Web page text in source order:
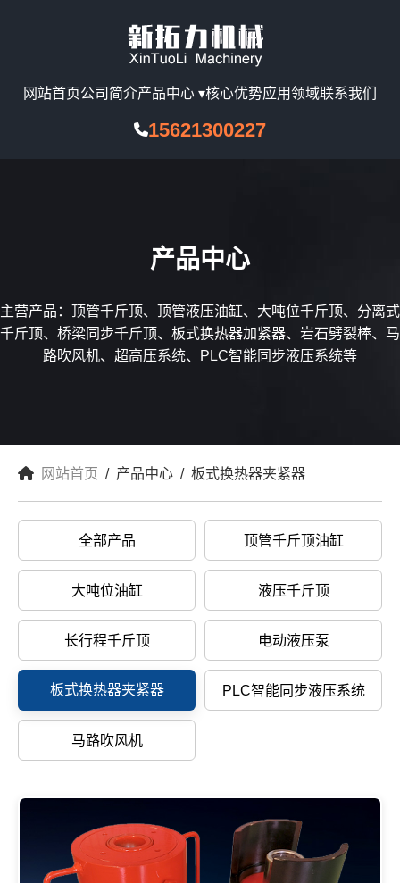
网站首页公司简介产品中心 ▾核心优势应用领域联系我们
15621300227
产品中心
主营产品：顶管千斤顶、顶管液压油缸、大吨位千斤顶、分离式
千斤顶、桥梁同步千斤顶、板式换热器加紧器、岩石劈裂棒、马
路吹风机、超高压系统、PLC智能同步液压系统等
网站首页 / 产品中心 / 板式换热器夹紧器
全部产品 顶管千斤顶油缸
大吨位油缸 液压千斤顶
长行程千斤顶 电动液压泵
板式换热器夹紧器 PLC智能同步液压系统
马路吹风机